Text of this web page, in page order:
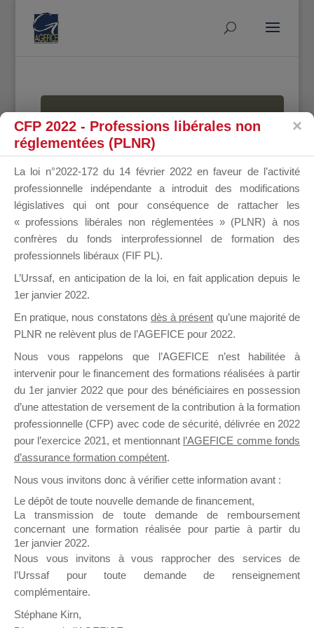
MALLETTE
DU
DIRIGEANT
Groupe Public
il y a un mois
Ce groupe est destiné aux Organismes de
Formation qui souhaitent répondre à l’Appel à
Propositions Mallette du Dirigeant.
sur lequel il est possible de laisser un message
ou poser une question.
NB : Il est nécessaire d’être
pouvoir rejoindre ce groupe
CFP 2022 - Professions libérales non
réglementées (PLNR)
La loi n°2022-172 du 14 février 2022 en faveur de l’activité
professionnelle indépendante a introduit des modifications
législatives qui ont pour conséquence de rattacher les
« professions libérales non réglementées » (PLNR) à nos
confrères du fonds interprofessionnel de formation des
professionnels libéraux (FIF PL).
L’Urssaf, en anticipation de la loi, en fait application depuis le
1er janvier 2022.
En pratique, nous constatons dès à présent qu’une majorité de
PLNR ne relèvent plus de l’AGEFICE pour 2022.
Nous vous rappelons que l’AGEFICE n’est habilitée à
intervenir pour le financement des formations réalisées à partir
du 1er janvier 2022 que pour des bénéficiaires en possession
d’une attestation de versement de la contribution à la formation
professionnelle (CFP) avec code de sécurité, délivrée en 2022
pour l’exercice 2021, et mentionnant l’AGEFICE comme fonds
d’assurance formation compétent.
Nous vous invitons donc à vérifier cette information avant :
Le dépôt de toute nouvelle demande de financement,
La transmission de toute demande de remboursement
concernant une formation réalisée pour partie à partir du
1er janvier 2022.
Nous vous invitons à vous rapprocher des services de
l’Urssaf pour toute demande de renseignement
complémentaire.
Stéphane Kirn,